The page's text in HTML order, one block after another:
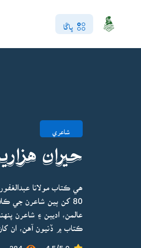
ڀاڱا
شاعري
حيران
ھي ڪتاب مولانا
80 کن ٻين شاعرن جي
عالمن، اديبن ۽ شاعرن
ڪتاب ۾ ڏنيون آهن، ان
4.5/5.0
284